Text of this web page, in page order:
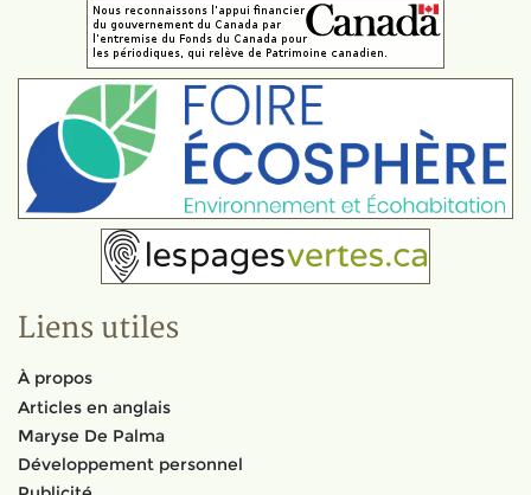
Liens utiles
À propos
Articles en anglais
Maryse De Palma
Développement personnel